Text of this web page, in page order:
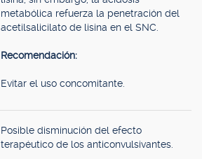
metabólica refuerza la penetración del
acetilsalicilato de lisina en el SNC.
Recomendación:
Evitar el uso concomitante.
Posible disminución del efecto
terapéutico de los anticonvulsivantes.